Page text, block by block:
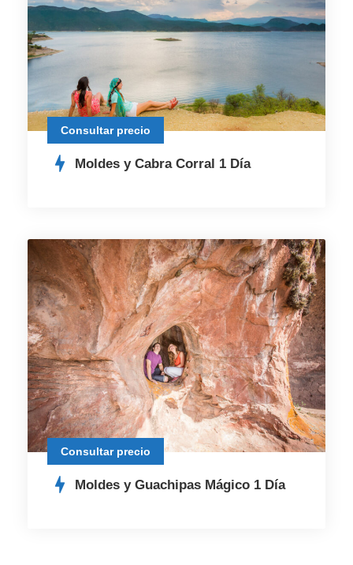
Consultar precio
Moldes y Cabra Corral 1 Día
Consultar precio
Moldes y Guachipas Mágico 1 Día